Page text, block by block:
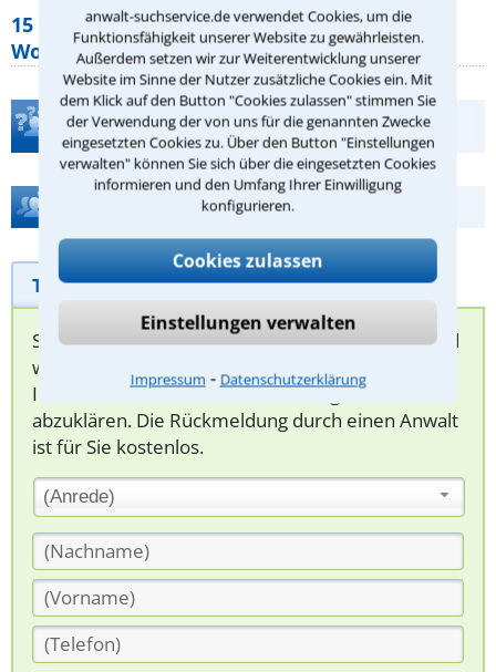
anwalt-suchservice.de verwendet Cookies, um die
Funktionsfähigkeit unserer Website zu gewährleisten.
Außerdem setzen wir zur Weiterentwicklung unserer
Website im Sinne der Nutzer zusätzliche Cookies ein. Mit
dem Klick auf den Button "Cookies zulassen" stimmen Sie
der Verwendung der von uns für die genannten Zwecke
eingesetzten Cookies zu. Über den Button "Einstellungen
verwalten" können Sie sich über die eingesetzten Cookies
informieren und den Umfang Ihrer Einwilligung
konfigurieren.
Cookies zulassen
Einstellungen verwalten
Impressum ⁃ Datenschutzerklärung
15 elementare Rechte, die jeder
Wohnungseigentümer kennen sollte
Teste Dein Rechtswissen
Hilfe bei Ihrer Anwaltsuche?
Telefonhilfe Beratungsanfrage
Sie können hier Ihren Fall schildern. Anschließend
werden sich spezialisierte Rechtsanwälte bei
Ihnen melden, um das weitere Vorgehen
abzuklären. Die Rückmeldung durch einen Anwalt
ist für Sie kostenlos.
(Anrede)